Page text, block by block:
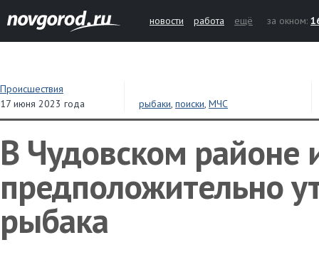
новости работа ещё за окном:
Происшествия
17 июня 2023 года
рыбаки, поиски, МЧС
В Чудовском районе
предположительно
рыбака